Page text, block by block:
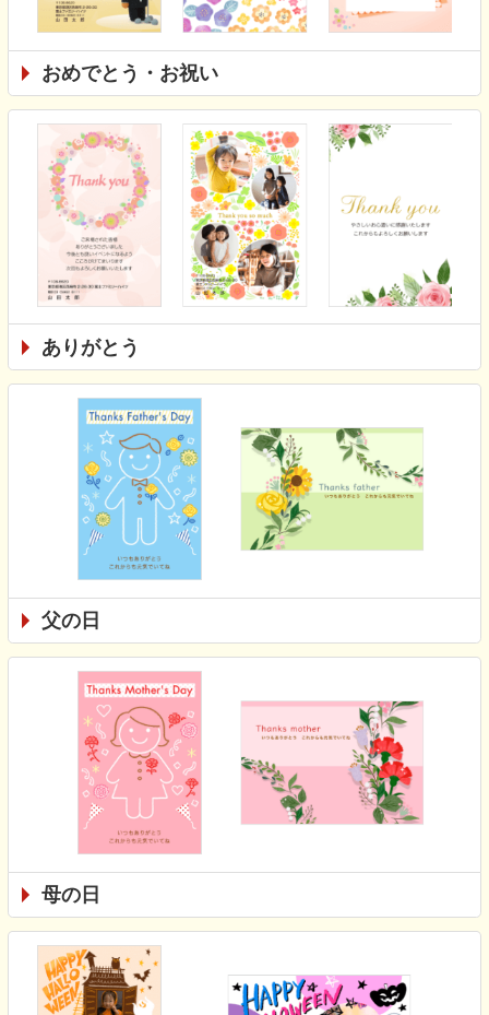
おめでとう・お祝い
ありがとう
父の日
母の日